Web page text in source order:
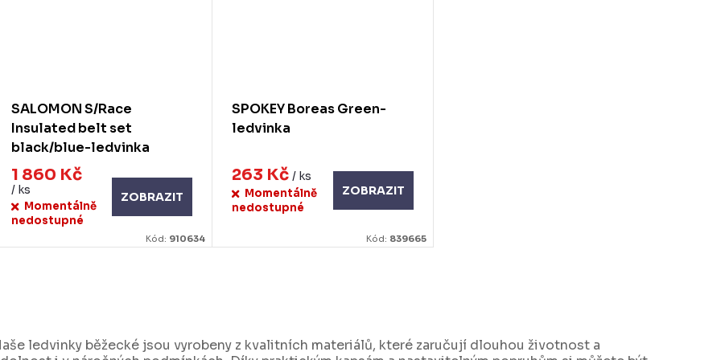
SALOMON S/Race
Insulated belt set
black/blue-ledvinka
1 860 Kč
/ ks
Momentálně
nedostupné
ZOBRAZIT
Kód: 910634
SPOKEY Boreas Green-
ledvinka
263 Kč/ ks
Momentálně
nedostupné
ZOBRAZIT
Kód: 839665
ledvinky běžecké jsou vyrobeny z kvalitních materiálů, které zaručují dlouhou životnost a